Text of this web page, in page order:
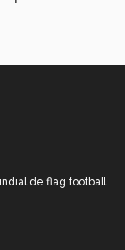
de flag football